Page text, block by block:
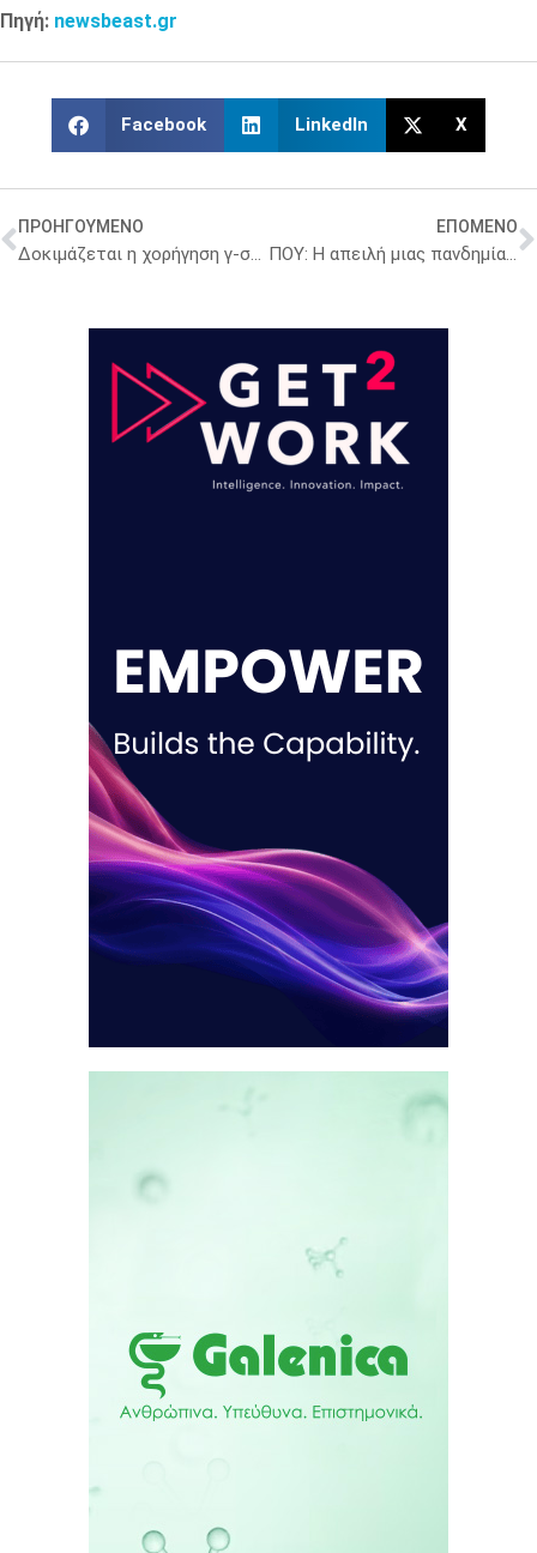
Πηγή: newsbeast.gr
Facebook LinkedIn X
ΠΡΟΗΓΟΥΜΕΝΟ
Δοκιμάζεται η χορήγηση γ-σφαιρινών από θεραπευμένους ασθενείς του κοροναϊού
ΕΠΟΜΕΝΟ
ΠΟΥ: Η απειλή μιας πανδημίας είναι ”πολύ πραγματική”